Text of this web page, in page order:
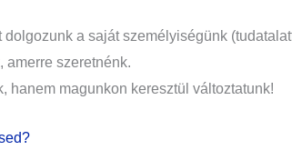
dolgozunk a saját személyiségünk
amerre szeretnénk.
hanem magunkon keresztül változtatunk!